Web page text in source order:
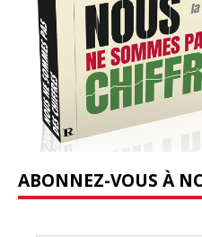
ABONNEZ-VOUS À